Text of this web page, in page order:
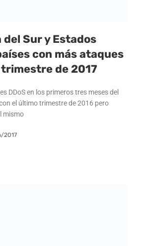
del Sur y Estados
con más ataques
de 2017
DDoS en los primeros tres meses del
el último trimestre de 2016 pero
mismo
2017